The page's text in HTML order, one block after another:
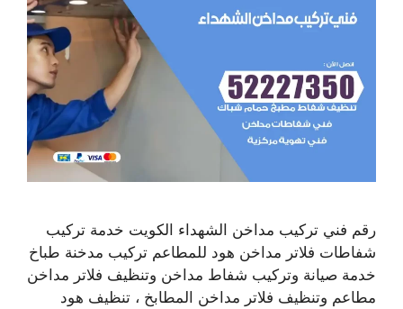
رقم فني تركيب مداخن الشهداء الكويت خدمة تركيب
شفاطات فلاتر مداخن هود للمطاعم تركيب مدخنة طباخ
خدمة صيانة وتركيب شفاط مداخن وتنظيف فلاتر مداخن
مطاعم وتنظيف فلاتر مداخن المطابخ ، تنظيف هود